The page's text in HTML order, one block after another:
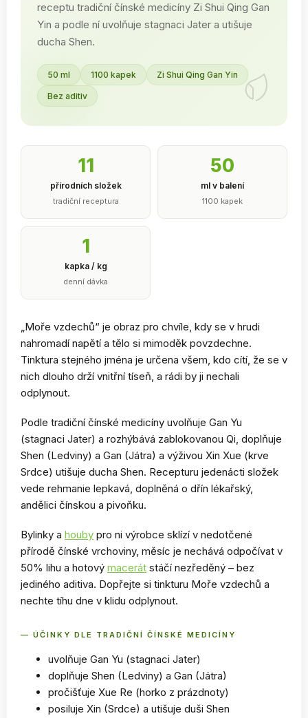
receptu tradiční čínské medicíny Zi Shui Qing Gan
Yin a podle ní uvolňuje stagnaci Jater a utišuje
ducha Shen.
50 ml 1100 kapek Zi Shui Qing Gan Yin
Bez aditiv
11
přírodních složek
tradiční receptura
50
ml v balení
1100 kapek
1
kapka / kg
denní dávka
„Moře vzdechů“ je obraz pro chvíle, kdy se v hrudi
nahromadí napětí a tělo si mimoděk povzdechne.
Tinktura stejného jména je určena všem, kdo cítí, že se v
nich dlouho drží vnitřní tíseň, a rádi by ji nechali
odplynout.
Podle tradiční čínské medicíny uvolňuje Gan Yu
(stagnaci Jater) a rozhýbává zablokovanou Qi, doplňuje
Shen (Ledviny) a Gan (Játra) a výživou Xin Xue (krve
Srdce) utišuje ducha Shen. Recepturu jedenácti složek
vede rehmanie lepkavá, doplněná o dřín lékařský,
andělici čínskou a pivoňku.
Bylinky a houby pro ni výrobce sklízí v nedotčené
přírodě čínské vrchoviny, měsíc je nechává odpočívat v
50% lihu a hotový macerát stáčí nezředěný – bez
jediného aditiva. Dopřejte si tinkturu Moře vzdechů a
nechte tíhu dne v klidu odplynout.
— ÚČINKY DLE TRADIČNÍ ČÍNSKÉ MEDICÍNY
uvolňuje Gan Yu (stagnaci Jater)
doplňuje Shen (Ledviny) a Gan (Játra)
pročišťuje Xue Re (horko z prázdnoty)
posiluje Xin (Srdce) a utišuje duši Shen